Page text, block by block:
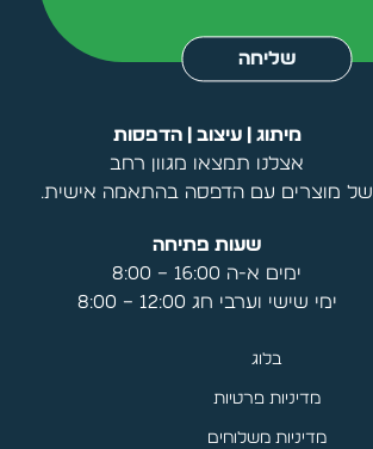
שליחה
מיתוג | עיצוב | הדפסות
אצלנו תמצאו מגוון רחב
של מוצרים עם הדפסה בהתאמה אישית.
שעות פתיחה
ימים א-ה 16:00 – 8:00
ימי שישי וערבי חג 12:00 – 8:00
בלוג
מדיניות פרטיות
מדיניות משלוחים